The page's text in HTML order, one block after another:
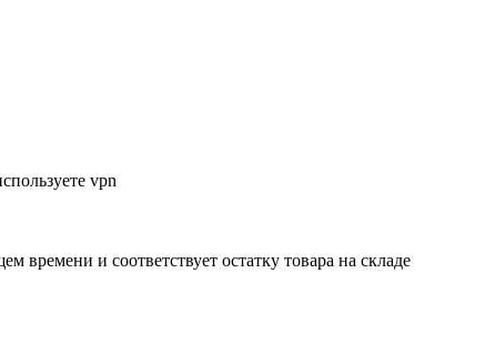
vpn
времени и соответствует остатку товара на складе